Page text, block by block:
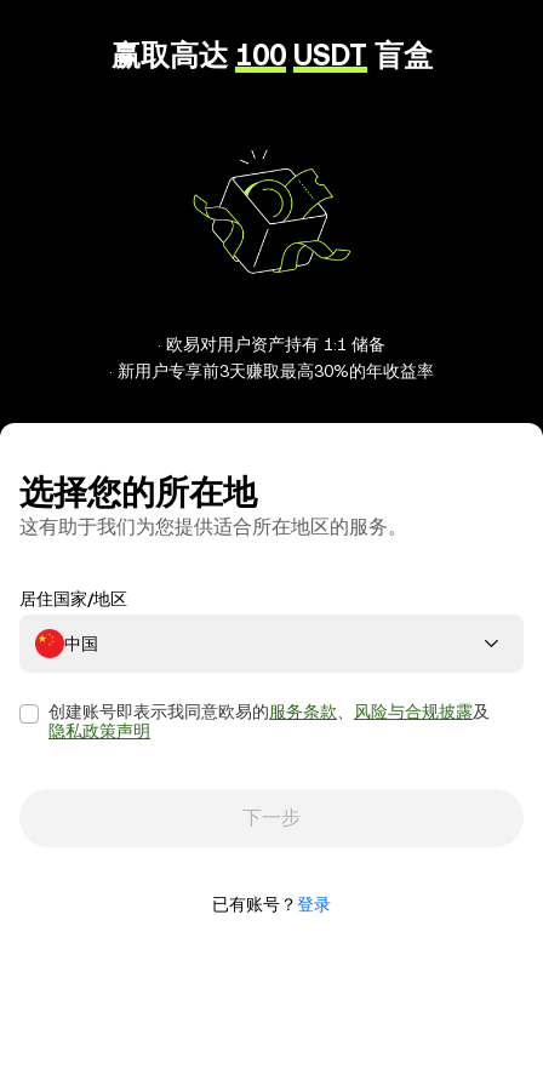
赢取高达 100 USDT 盲盒
· 欧易对用户资产持有 1:1 储备
· 新用户专享前3天赚取最高30%的年收益率
选择您的所在地
这有助于我们为您提供适合所在地区的服务。
居住国家/地区
中国
创建账号即表示我同意欧易的服务条款 风险与合规披露及
隐私政策声明
下一步
已有账号？登录